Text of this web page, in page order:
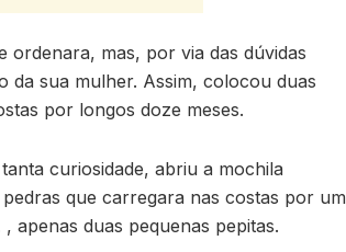
ordenara, mas, por via das dúvidas
sua mulher. Assim, colocou duas
por longos doze meses.
curiosidade, abriu a mochila
que carregara nas costas por um
duas pequenas pepitas.